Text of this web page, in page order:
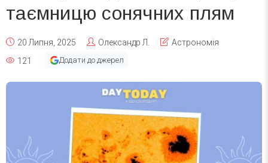
таємницю сонячних плям
20 Липня, 2025 Олександр Л.
Астрономія
121
Додати до джерел